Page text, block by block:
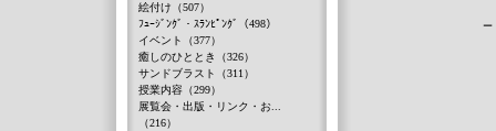
絵付け（507）
ﾌｭｰｼﾞﾝｸﾞ・ｽﾗﾝﾋﾟﾝｸﾞ（498）
イベント（377）
癒しのひととき（326）
サンドブラスト（311）
授業内容（299）
展覧会・出版・リンク・お...
（216）